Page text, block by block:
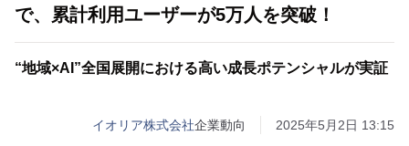
で、累計利用ユーザーが5万人を突破！
“地域×AI”全国展開における高い成長ポテンシャルが実証
イオリア株式会社企業動向 2025年5月2日 13:15